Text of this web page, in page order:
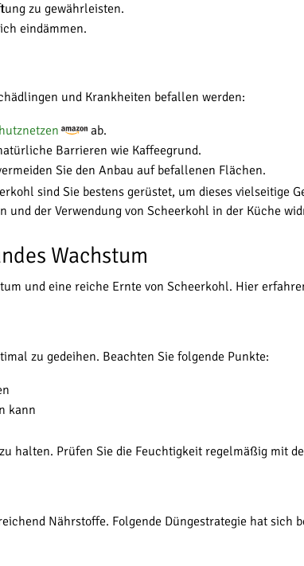
zu gewährleisten.
eindämmen.
und Krankheiten befallen werden:
ab.
Barrieren wie Kaffeegrund.
Sie den Anbau auf befallenen Flächen.
sind Sie bestens gerüstet, um dieses
der Verwendung von Scheerkohl in der Küche
Wachstum
und eine reiche Ernte von Scheerkohl. Hier
zu gedeihen. Beachten Sie folgende Punkte:
kann
halten. Prüfen Sie die Feuchtigkeit regelmäßig mit
Nährstoffe. Folgende Düngestrategie hat sich